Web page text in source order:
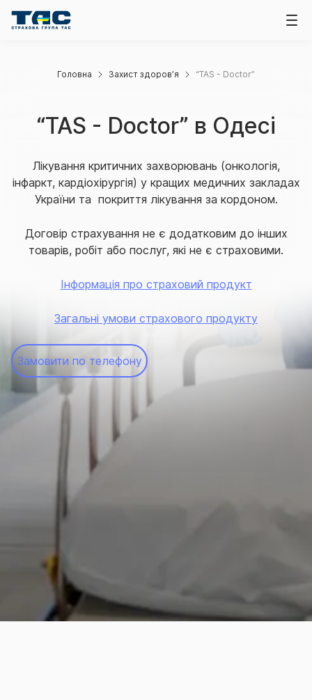
Головна Захист здоров’я “TAS - Doctor”
“TAS - Doctor” в Одесі
Лікування критичних захворювань (онкологія,
інфаркт, кардіохірургія) у кращих медичних закладах
України та покриття лікування за кордоном.
Договір страхування не є додатковим до інших
товарів, робіт або послуг, які не є страховими.
Інформація про страховий продукт
Загальні умови страхового продукту
Замовити по телефону